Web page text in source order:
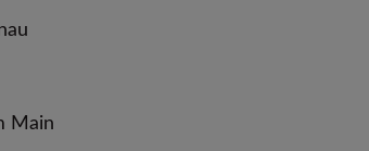
Main